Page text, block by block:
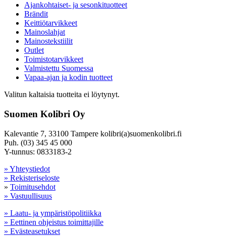
Ajankohtaiset- ja sesonkituotteet
Brändit
Keittiötarvikkeet
Mainoslahjat
Mainostekstiilit
Outlet
Toimistotarvikkeet
Valmistettu Suomessa
Vapaa-ajan ja kodin tuotteet
Valitun kaltaisia tuotteita ei löytynyt.
Suomen Kolibri Oy
Kalevantie 7, 33100 Tampere kolibri(a)suomenkolibri.fi
Puh. (03) 345 45 000
Y-tunnus: 0833183-2
» Yhteystiedot
» Rekisteriseloste
» Toimitusehdot
» Vastuullisuus
» Laatu- ja ympäristöpolitiikka
» Eettinen ohjeistus toimittajille
» Evästeasetukset